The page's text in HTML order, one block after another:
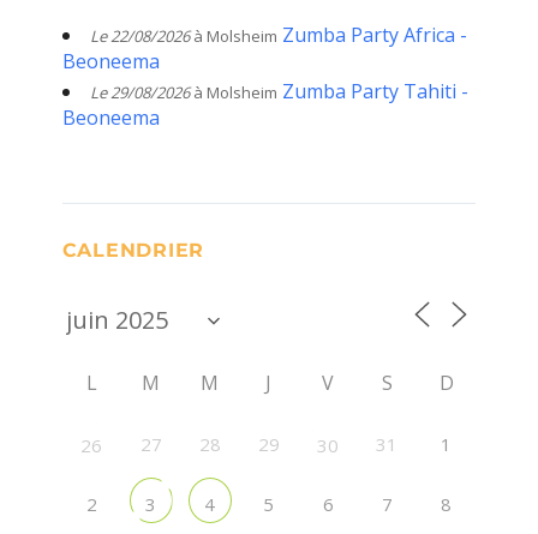
Le 22/08/2026à Molsheim Zumba Party Africa -
Beoneema
Le 29/08/2026à Molsheim Zumba Party Tahiti -
Beoneema
CALENDRIER
L M M J V S D
26 27 28 29 30 31 1
2 3 4 5 6 7 8